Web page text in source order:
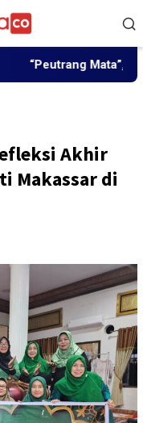
Mata”, BRA Aceh
Akhir
Makassar di